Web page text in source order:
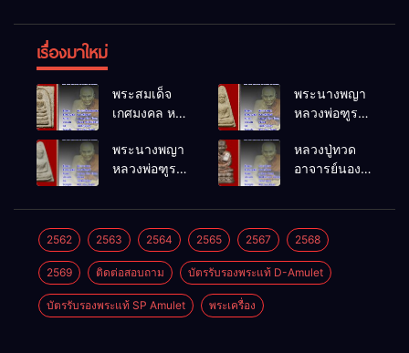
เรื่องมาใหม่
พระสมเด็จ
เกศมงคล หล
โพธิ์นิมิตร
พ.ศ.2512
พระนางพญา
หลวงพ่อฑูรย์
พ.ศ.2512
พระนางพญา
หลวงพ่อฑูรย์
พ.ศ.2512
หลวงปู่ทวด
อาจารย์นอง
พ.ศ.2541
2562 2563 2564 2565 2567 2568
2569 ติดต่อสอบถาม บัตรรับรองพระแท้ D-Amulet
บัตรรับรองพระแท้ SP Amulet พระเครื่อง